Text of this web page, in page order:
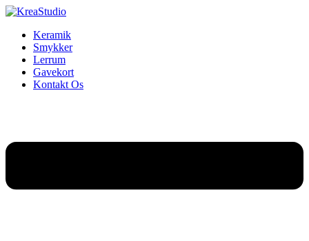
Keramik
Smykker
Lerrum
Gavekort
Kontakt Os